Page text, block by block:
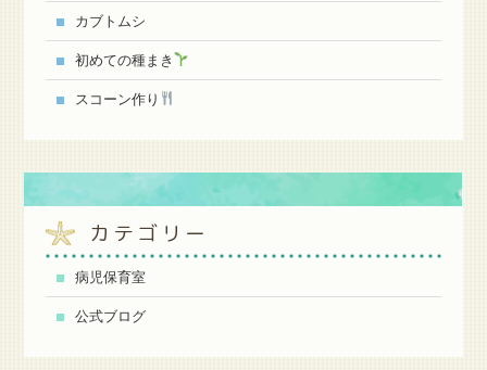
カブトムシ
初めての種まき
スコーン作り
カテゴリー
病児保育室
公式ブログ